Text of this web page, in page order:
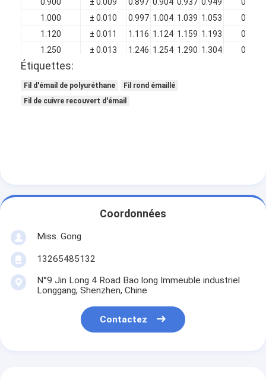
1.000
± 0.010 0.997 1.004 1.039 1.053
0.034
1.120
± 0.011 1.116 1.124 1.159 1.193
0.034
1.250
± 0.013 1.246 1.254 1.290 1.304
0.035
1.400
1.600
± 0.016 1.596 1.606
Étiquettes:
Fil d'émail de polyuréthane
Fil rond émaillé
Fil de cuivre recouvert d'émail
Coordonnées
Miss. Gong
13265485132
N°9 Jin Long 4 Road Bao long Immeuble industriel
Longgang, Shenzhen, Chine
Contactez